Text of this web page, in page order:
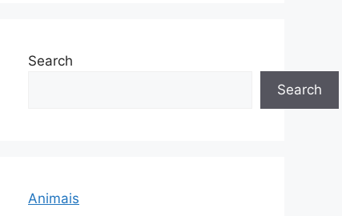
Search
Search
Animais